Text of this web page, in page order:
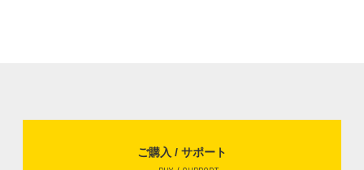
ご購入 / サポート